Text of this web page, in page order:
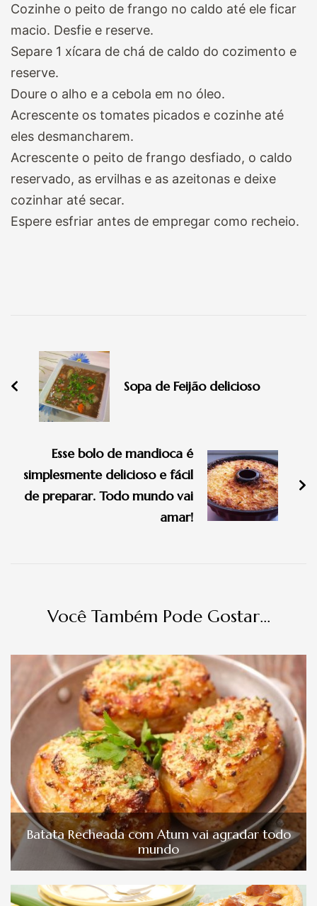
Cozinhe o peito de frango no caldo até ele ficar
macio. Desfie e reserve.
Separe 1 xícara de chá de caldo do cozimento e
reserve.
Doure o alho e a cebola em no óleo.
Acrescente os tomates picados e cozinhe até
eles desmancharem.
Acrescente o peito de frango desfiado, o caldo
reservado, as ervilhas e as azeitonas e deixe
cozinhar até secar.
Espere esfriar antes de empregar como recheio.
post
Sopa de Feijão delicioso
Esse bolo de mandioca é
simplesmente delicioso e fácil
de preparar. Todo mundo vai
amar!
Você Também Pode Gostar...
Batata Recheada com Atum vai agradar todo
mundo